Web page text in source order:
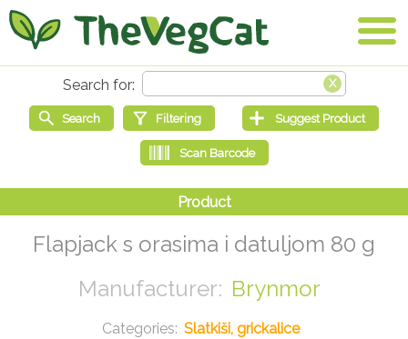
Flapjack s orasima i datuljom 80 g
Brynmor
Slatkiši, grickalice